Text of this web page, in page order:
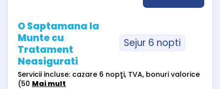
O Saptamana la
Munte cu
Tratament
Neasigurati
Sejur 6 nopti
Servicii incluse: cazare 6 nopţi, TVA, bonuri valorice
(50 Mai mult